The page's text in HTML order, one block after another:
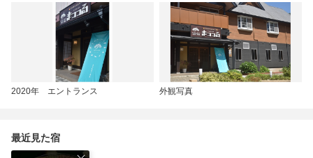
2020年 エントランス 外観写真
最近見た宿